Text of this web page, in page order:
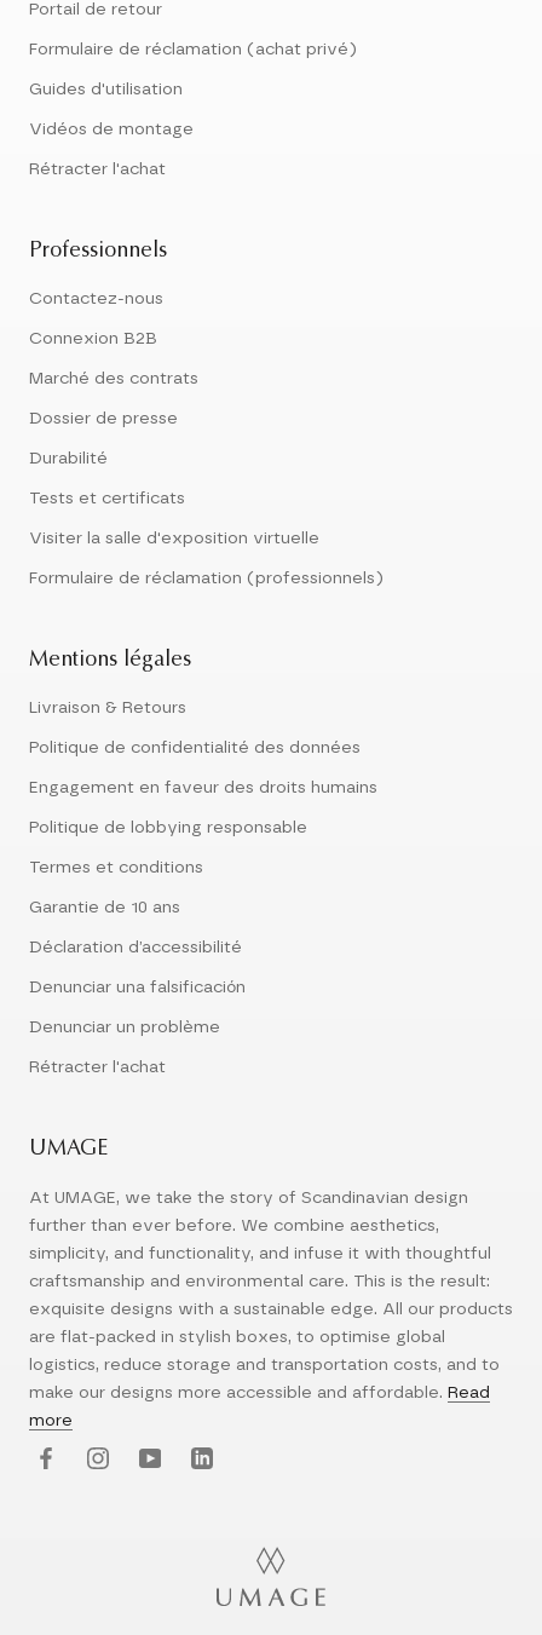
Portail de retour
Formulaire de réclamation (achat privé)
Guides d'utilisation
Vidéos de montage
Rétracter l'achat
Professionnels
Contactez-nous
Connexion B2B
Marché des contrats
Dossier de presse
Durabilité
Tests et certificats
Visiter la salle d'exposition virtuelle
Formulaire de réclamation (professionnels)
Mentions légales
Livraison & Retours
Politique de confidentialité des données
Engagement en faveur des droits humains
Politique de lobbying responsable
Termes et conditions
Garantie de 10 ans
Déclaration d’accessibilité
Denunciar una falsificación
Denunciar un problème
Rétracter l'achat
UMAGE
At UMAGE, we take the story of Scandinavian design
further than ever before. We combine aesthetics,
simplicity, and functionality, and infuse it with thoughtful
craftsmanship and environmental care. This is the result:
exquisite designs with a sustainable edge. All our products
are flat-packed in stylish boxes, to optimise global
logistics, reduce storage and transportation costs, and to
make our designs more accessible and affordable. Read
more